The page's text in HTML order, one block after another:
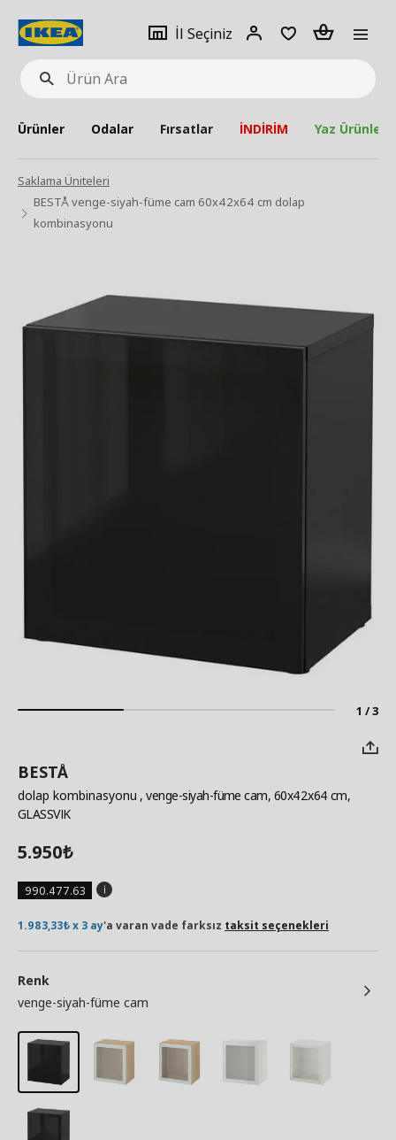
Ürün
Ara
İl Seçiniz
Giriş
Adet
Ürünler Odalar Fırsatlar İNDİRİM Yaz Ürünleri
Saklama Üniteleri
BESTÅ venge-siyah-füme cam 60x42x64 cm dolap
kombinasyonu
1 / 3
BESTÅ
dolap kombinasyonu , venge-siyah-füme cam, 60x42x64 cm,
GLASSVIK
5.950₺
990.477.63
1.983,33₺ x 3 ay'a varan vade farksız taksit seçenekleri
Renk
venge-siyah-füme cam